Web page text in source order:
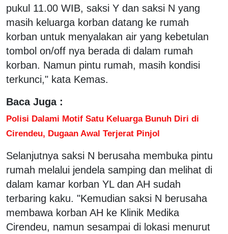
pukul 11.00 WIB, saksi Y dan saksi N yang
masih keluarga korban datang ke rumah
korban untuk menyalakan air yang kebetulan
tombol on/off nya berada di dalam rumah
korban. Namun pintu rumah, masih kondisi
terkunci," kata Kemas.
Baca Juga :
Polisi Dalami Motif Satu Keluarga Bunuh Diri di
Cirendeu, Dugaan Awal Terjerat Pinjol
Selanjutnya saksi N berusaha membuka pintu
rumah melalui jendela samping dan melihat di
dalam kamar korban YL dan AH sudah
terbaring kaku. "Kemudian saksi N berusaha
membawa korban AH ke Klinik Medika
Cirendeu, namun sesampai di lokasi menurut